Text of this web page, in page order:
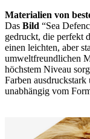
Materialien von
Das Bild “Sea
gedruckt, die perfekt
einen leichten, aber
umweltfreundlichen
höchstem Niveau
Farben
unabhängig vom